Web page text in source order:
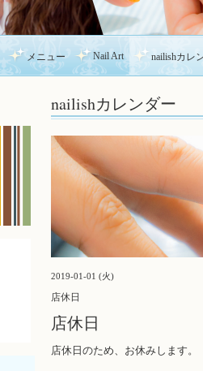
メニュー Nail Art nailishカレ
nailishカレンダー
2019-01-01 (火)
店休日
店休日
店休日のため、お休みします。